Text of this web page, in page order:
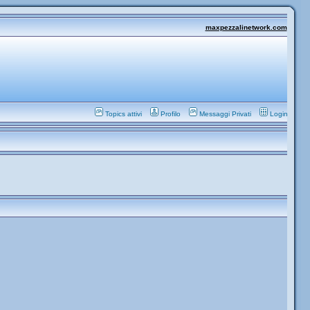
maxpezzalinetwork.com
Topics attivi Profilo Messaggi Privati Login